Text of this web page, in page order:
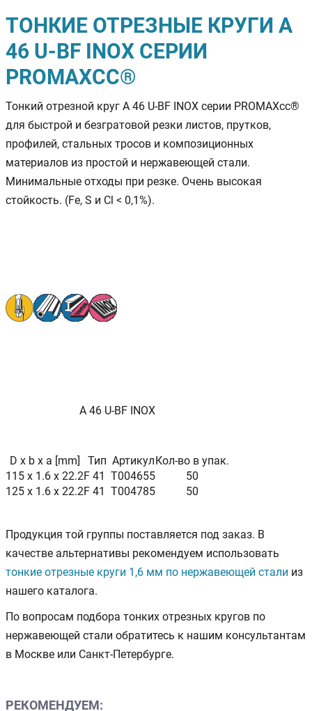
ТОНКИЕ ОТРЕЗНЫЕ КРУГИ A
46 U-BF INOX СЕРИИ
PROMAXCC®
Тонкий отрезной круг A 46 U-BF INOX серии PROMAXcc®
для быстрой и безгратовой резки листов, прутков,
профилей, стальных тросов и композиционных
материалов из простой и нержавеющей стали.
Минимальные отходы при резке. Очень высокая
стойкость. (Fe, S и Cl < 0,1%).
A 46 U-BF INOX
D x b x a [mm] Тип АртикулКол-во в упак.
115 x 1.6 x 22.2F 41 T004655
50
125 x 1.6 x 22.2F 41 T004785 50
Продукция той группы поставляется под заказ. В
качестве альтернативы рекомендуем использовать
тонкие отрезные круги 1,6 мм по нержавеющей стали из
нашего каталога.
По вопросам подбора тонких отрезных кругов по
нержавеющей стали обратитесь к нашим консультантам
в Москве или Санкт-Петербурге.
РЕКОМЕНДУЕМ: